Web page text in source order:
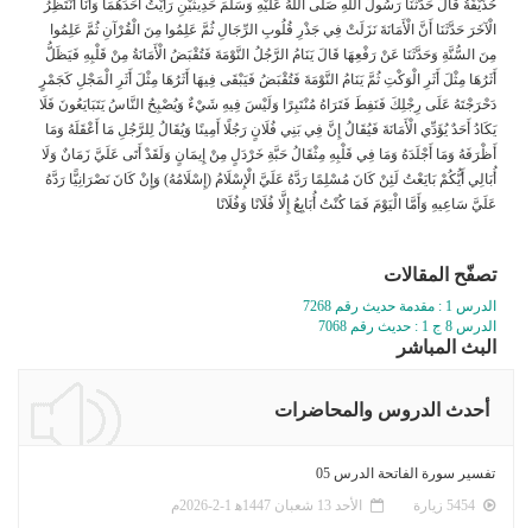
حُذَيْفَةُ قَالَ حَدَّثَنَا رَسُولُ اللهِ صَلَّى اللهُ عَلَيْهِ وَسَلَّمَ حَدِيثَيْنِ رَأَيْتُ أَحَدَهُمَا وَأَنَا أَنْتَظِرُ
الْآخَرَ حَدَّثَنَا أَنَّ الْأَمَانَةَ نَزَلَتْ فِي جَذْرِ قُلُوبِ الرِّجَالِ ثُمَّ عَلِمُوا مِنَ الْقُرْآنِ ثُمَّ عَلِمُوا
مِنَ السُّنَّةِ وَحَدَّثَنَا عَنْ رَفْعِهَا قَالَ يَنَامُ الرَّجُلُ النَّوْمَةَ فَتُقْبَضُ الْأَمَانَةُ مِنْ قَلْبِهِ فَيَظَلُّ
أَثَرُهَا مِثْلَ أَثَرِ الْوَكْتِ ثُمَّ يَنَامُ النَّوْمَةَ فَتُقْبَضُ فَيَبْقَى فِيهَا أَثَرُهَا مِثْلَ أَثَرِ الْمَجْلِ كَجَمْرٍ
دَحْرَجْتَهُ عَلَى رِجْلِكَ فَنَفِطَ فَتَرَاهُ مُنْتَبِرًا وَلَيْسَ فِيهِ شَيْءٌ وَيُصْبِحُ النَّاسُ يَتَبَايَعُونَ فَلَا
يَكَادُ أَحَدٌ يُؤَدِّي الْأَمَانَةَ فَيُقَالُ إِنَّ فِي بَنِي فُلَانٍ رَجُلًا أَمِينًا وَيُقَالُ لِلرَّجُلِ مَا أَعْقَلَهُ وَمَا
أَظْرَفَهُ وَمَا أَجْلَدَهُ وَمَا فِي قَلْبِهِ مِثْقَالُ حَبَّةِ خَرْدَلٍ مِنْ إِيمَانٍ وَلَقَدْ أَتَى عَلَيَّ زَمَانٌ وَلَا
أُبَالِي أَيُّكُمْ بَايَعْتُ لَئِنْ كَانَ مُسْلِمًا رَدَّهُ عَلَيَّ الْإِسْلَامُ (إِسْلَامُهُ) وَإِنْ كَانَ نَصْرَانِيًّا رَدَّهُ
عَلَيَّ سَاعِيهِ وَأَمَّا الْيَوْمَ فَمَا كُنْتُ أُبَايِعُ إِلَّا فُلَانًا وَفُلَانًا
تصفّح المقالات
الدرس 1 : مقدمة حديث رقم 7268
الدرس 8 ج 1 : حديث رقم 7068
البث المباشر
أحدث الدروس والمحاضرات
تفسير سورة الفاتحة الدرس 05
الأحد 13 شعبان 1447ﻫ 1-2-2026م